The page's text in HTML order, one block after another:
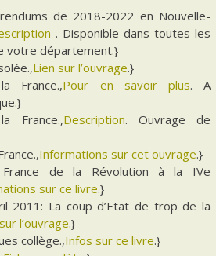
de 2018-2022 en Nouvelle-
. Disponible dans toutes les
votre département.}
Lien sur l’ouvrage.}
France.,Pour en savoir plus. A
France.,Description. Ouvrage de
Informations sur cet ouvrage.}
de la Révolution à la IVe
sur ce livre.}
2011: La coup d’Etat de trop de la
l’ouvrage.}
collège.,Infos sur ce livre.}